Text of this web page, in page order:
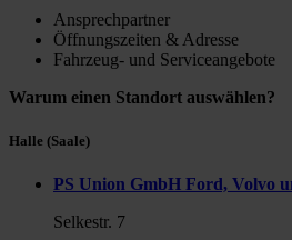
Ansprechpartner
Öffnungszeiten & Adresse
Fahrzeug- und Serviceangebote
Warum einen Standort auswählen?
Halle (Saale)
PS Union GmbH Ford, Volvo
Selkestr. 7